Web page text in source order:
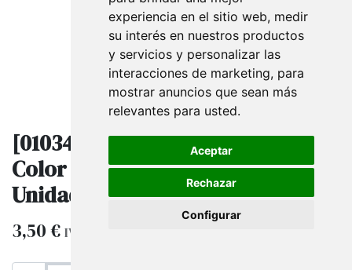
experiencia en el sitio web, medir
su interés en nuestros productos
y servicios y personalizar las
interacciones de marketing, para
mostrar anuncios que sean más
relevantes para usted.
Aceptar
Rechazar
Configurar
[010346] Bolsas Metalizadas
Color Dorado 15X10 Cm 100
Unidades
3,50€ IVA excluido